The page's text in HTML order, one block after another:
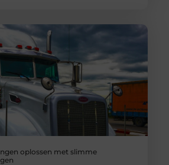
oplossen met slimme